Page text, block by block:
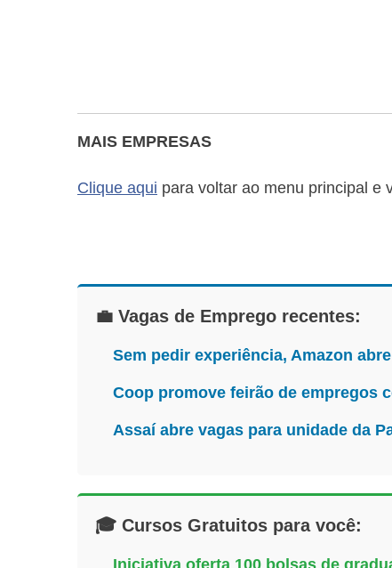
MAIS EMPRESAS
Clique aqui para voltar ao menu principal e
💼 Vagas de Emprego recentes:
Sem pedir experiência, Amazon
Coop promove feirão de empregos
Assaí abre vagas para unidade da
🎓 Cursos Gratuitos para você:
Iniciativa oferta 100 bolsas de